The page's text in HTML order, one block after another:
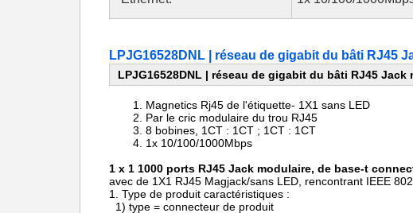
LPJG16528DNL | réseau de gigabit du bâti RJ45
LPJG16528DNL | réseau de gigabit du bâti RJ45
Magnetics Rj45 de l'étiquette- 1X1 sans LED
Par le cric modulaire du trou RJ45
8 bobines, 1CT : 1CT ; 1CT : 1CT
1x 10/100/1000Mbps
1 x 1 1000 ports RJ45 Jack modulaire, de base-t
avec de 1X1 RJ45 Magjack/sans LED, rencontrant IEEE
1. Type de produit
1) type = connecteur de produit